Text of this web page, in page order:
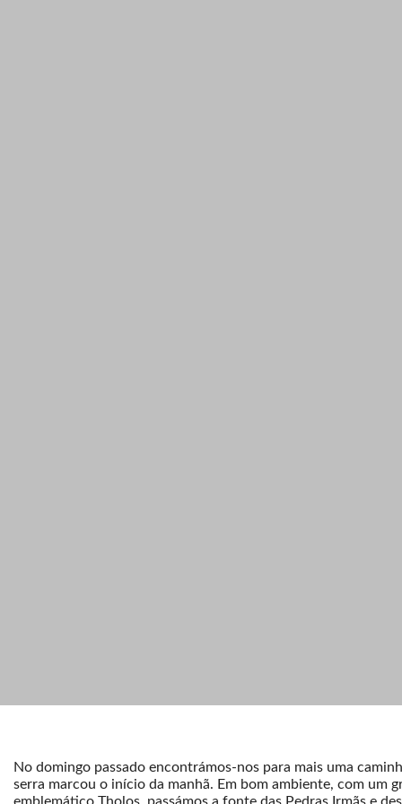
No domingo passado encontrámos-nos para mais uma
serra marcou o início da manhã. Em bom ambiente, com um